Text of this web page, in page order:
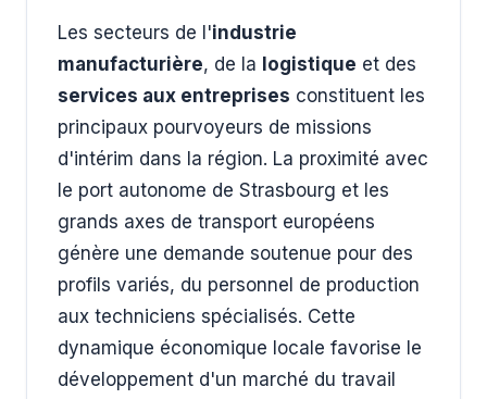
Les secteurs de l'industrie
manufacturière, de la logistique et des
services aux entreprises constituent les
principaux pourvoyeurs de missions
d'intérim dans la région. La proximité avec
le port autonome de Strasbourg et les
grands axes de transport européens
génère une demande soutenue pour des
profils variés, du personnel de production
aux techniciens spécialisés. Cette
dynamique économique locale favorise le
développement d'un marché du travail